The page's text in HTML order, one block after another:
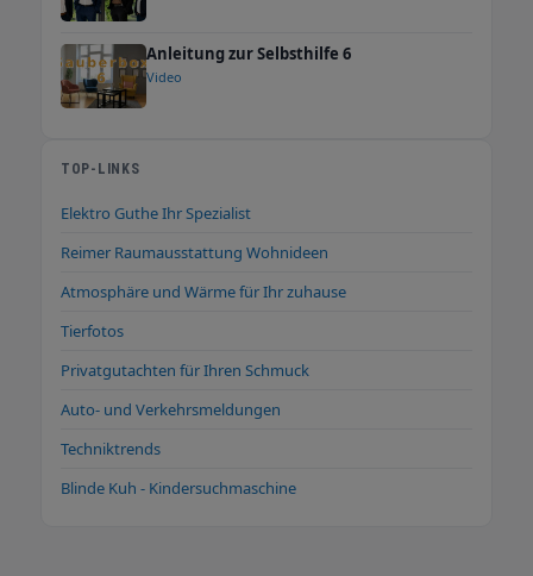
Anleitung zur Selbsthilfe 6
Video
TOP-LINKS
Elektro Guthe Ihr Spezialist
Reimer Raumausstattung Wohnideen
Atmosphäre und Wärme für Ihr zuhause
Tierfotos
Privatgutachten für Ihren Schmuck
Auto- und Verkehrsmeldungen
Techniktrends
Blinde Kuh - Kindersuchmaschine